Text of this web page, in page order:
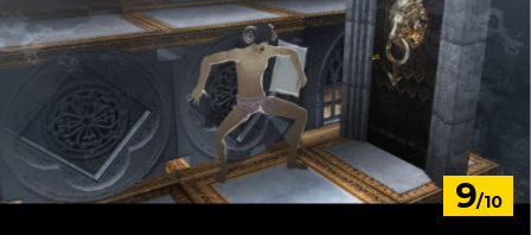
9/10